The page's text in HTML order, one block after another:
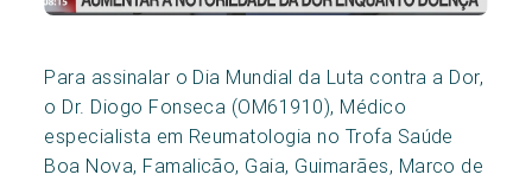
Para assinalar o Dia Mundial da Luta contra a Dor,
o Dr. Diogo Fonseca (OM61910), Médico
especialista em Reumatologia no Trofa Saúde
Boa Nova, Famalicão, Gaia, Guimarães, Marco de